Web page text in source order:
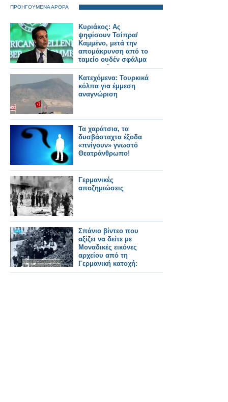
ΠΡΟΗΓΟΥΜΕΝΑ ΑΡΘΡΑ
Κυριάκος: Ας
ψηφίσουν Τσίπρα/
Καμμένο, μετά την
απομάκρυνση από το
ταμείο ουδέν σφάλμα
αναγνωρίζεται
Κατεχόμενα: Τουρκικά
κόλπα για έμμεση
αναγνώριση
Τα χαράτσια, τα
δυσβάσταχτα έξοδα
«πνίγουν» γνωστό
Θεατράνθρωπο!
Γερμανικές
αποζημιώσεις
Σπάνιο βίντεο που
αξίζει να δείτε με
Μοναδικές εικόνες
αρχείου από τη
Γερμανική κατοχή: